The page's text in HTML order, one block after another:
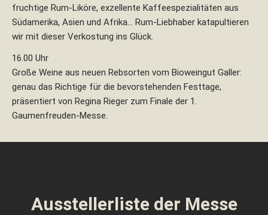
fruchtige Rum-Liköre, exzellente Kaffeespezialitäten aus
Südamerika, Asien und Afrika… Rum-Liebhaber katapultieren
wir mit dieser Verkostung ins Glück.
16.00 Uhr
Große Weine aus neuen Rebsorten vom Bioweingut Galler:
genau das Richtige für die bevorstehenden Festtage,
präsentiert von Regina Rieger zum Finale der 1.
Gaumenfreuden-Messe.
Ausstellerliste der Messe